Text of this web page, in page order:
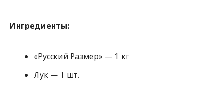
Ингредиенты:
«Русский Размер» — 1 кг
Лук — 1 шт.